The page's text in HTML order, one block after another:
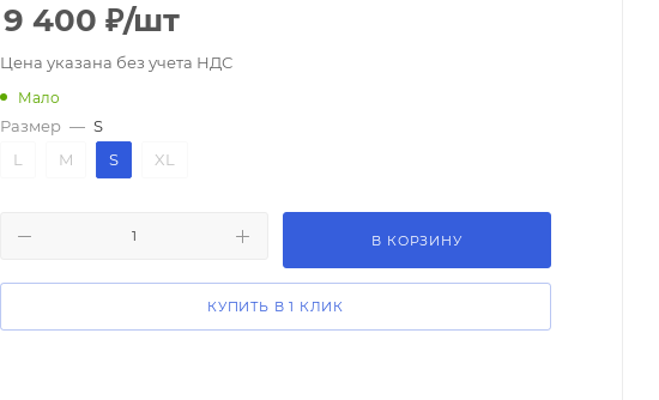
9 400 ₽/шт
Цена указана без учета НДС
Мало
Размер — S
L
M S XL
В КОРЗИНУ
КУПИТЬ В 1 КЛИК